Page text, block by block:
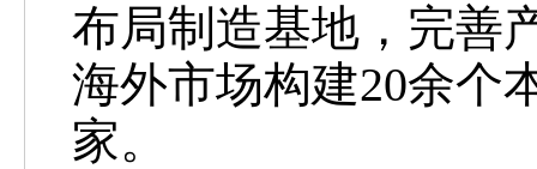
布局制造基地，完善
海外市场构建20余个
家。